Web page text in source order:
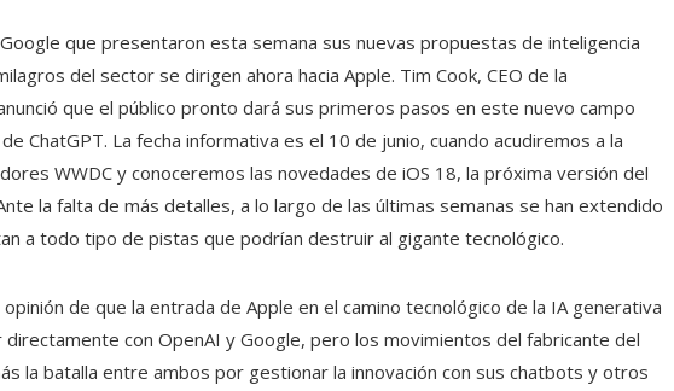
que presentaron esta semana sus nuevas propuestas de inteligencia
del sector se dirigen ahora hacia Apple. Tim Cook, CEO de la
que el público pronto dará sus primeros pasos en este nuevo campo
ChatGPT. La fecha informativa es el 10 de junio, cuando acudiremos a la
WWDC y conoceremos las novedades de iOS 18, la próxima versión del
la falta de más detalles, a lo largo de las últimas semanas se han extendido
a todo tipo de pistas que podrían destruir al gigante tecnológico.
de que la entrada de Apple en el camino tecnológico de la IA generativa
con OpenAI y Google, pero los movimientos del fabricante del
la batalla entre ambos por gestionar la innovación con sus chatbots y otros